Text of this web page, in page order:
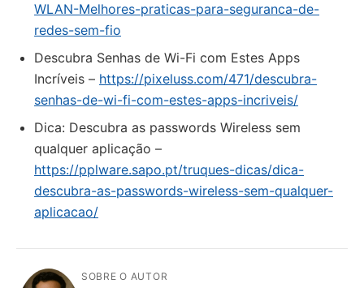
WLAN-Melhores-praticas-para-seguranca-de-
redes-sem-fio
Descubra Senhas de Wi-Fi com Estes Apps
Incríveis – https://pixeluss.com/471/descubra-
senhas-de-wi-fi-com-estes-apps-incriveis/
Dica: Descubra as passwords Wireless sem
qualquer aplicação –
https://pplware.sapo.pt/truques-dicas/dica-
descubra-as-passwords-wireless-sem-qualquer-
aplicacao/
SOBRE O AUTOR